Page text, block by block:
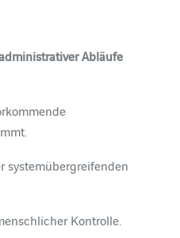
Abläufe
systemübergreifenden
Kontrolle.